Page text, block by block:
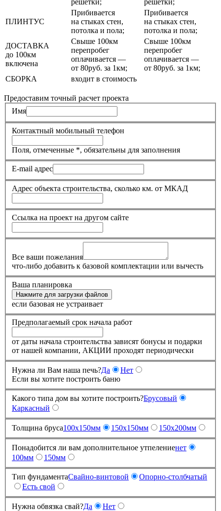
ПЛИНТУС
Прибивается
на стыках стен,
потолка и пола;
Прибивается
на стыках стен,
потолка и пола;
ДОСТАВКА
до 100км
включена
Свыше 100км
перепробег
оплачивается —
от 80руб. за 1км;
Свыше 100км
перепробег
оплачивается —
от 80руб. за 1км;
СБОРКА
входит в стоимость
Предоставим точный расчет проекта
Имя
Контактный мобильный телефон
Поля, отмеченные *, обязательны для заполнения
E-mail адрес
Адрес объекта строительства, сколько км. от МКАД
Ссылка на проект на другом сайте
Все ваши пожелания
что-либо добавить к базовой комплектации или вычесть
Ваша планировка
Нажмите для загрузки файлов
если базовая не устраивает
Предполагаемый срок начала работ
от даты начала строительства зависят бонусы и подарки
от нашей компании, АКЦИИ проходят периодически
Нужна ли Вам наша печь?Да
Нет
Если вы хотите построить баню
Какого типа дом вы хотите построить?Брусовый
Каркасный
Толщина бруса100x150мм 150x150мм 150x200мм
Понадобится ли вам дополнительное утпелениенет
100мм
150мм
Тип фундаментаСвайно-винтовой
Опорно-столбчатый
Есть свой
Нужна обвязка свай?Да Нет